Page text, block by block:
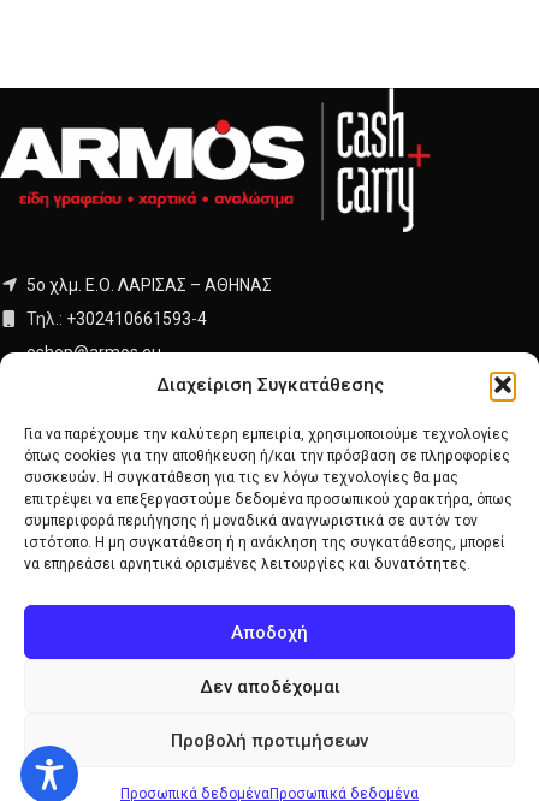
Διαχείριση Συγκατάθεσης
Για να παρέχουμε την καλύτερη εμπειρία, χρησιμοποιούμε τεχνολογίες
όπως cookies για την αποθήκευση ή/και την πρόσβαση σε πληροφορίες
συσκευών. Η συγκατάθεση για τις εν λόγω τεχνολογίες θα μας
επιτρέψει να επεξεργαστούμε δεδομένα προσωπικού χαρακτήρα, όπως
συμπεριφορά περιήγησης ή μοναδικά αναγνωριστικά σε αυτόν τον
ιστότοπο. Η μη συγκατάθεση ή η ανάκληση της συγκατάθεσης, μπορεί
να επηρεάσει αρνητικά ορισμένες λειτουργίες και δυνατότητες.
Αποδοχή
Δεν αποδέχομαι
Προβολή προτιμήσεων
Προσωπικά δεδομέναΠροσωπικά δεδομένα
5ο χλμ. Ε.Ο. ΛΑΡΙΣΑΣ – ΑΘΗΝΑΣ
Τηλ.: +302410661593-4
eshop@armos.eu
Αριθμός Γ.Ε.ΜΗ: 26550940000
ΕΞΥΠΗΡΕΤΗΣΗ ΠΕΛΑΤΩΝ
Γρήγορη Παραγγελία
Τρόποι Πληρωμής
Αλλαγές & Επιστροφές
Ακολουθείστε μας